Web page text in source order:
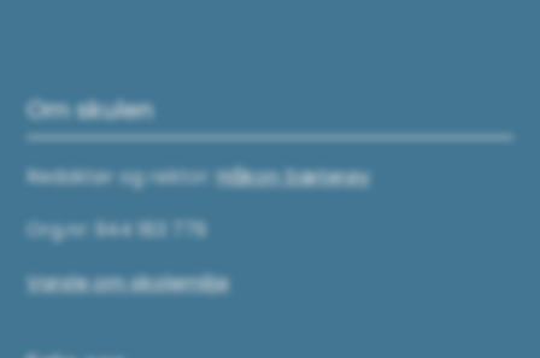
Om skulen
Redaktør og rektor:Håkon Sæterøy
Org.nr: 944 183 779
Varsle om skolemiljø